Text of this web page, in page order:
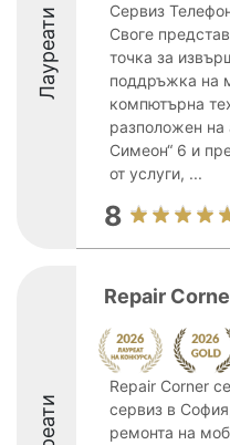
Лауреати
Сервиз
Своге
точка за
поддръжка на
компютърна
разположен на
Симеон“ 6 и
от услуги, ...
8
Repair
Repair Corner
сервиз в
ремонта на